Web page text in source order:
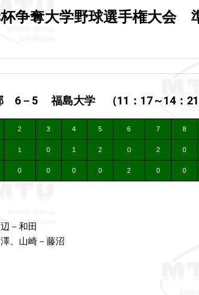
争奪大学野球選手権大会
6－5 福島大学 （11：17～14：21
2 3 4 5 6 7 8
１ 0 1 2 ０ 2 0
0 0 0 0 2 0 0
－和田
、山崎－藤沼